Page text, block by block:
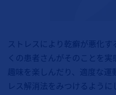
ストレスにより乾癬が悪化
くの患者さんがそのことを実
趣味を楽しんだり、適度な
レス解消法をみつけるよう